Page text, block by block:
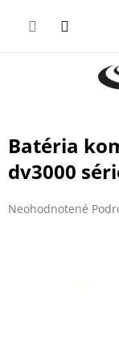
Batéria
dv3000
Priemerné
Neohodnotené